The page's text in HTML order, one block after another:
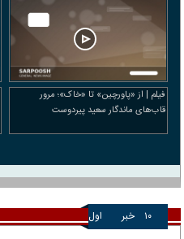
فیلم | از «پاورچین» تا «خاک»؛ مرور
قاب‌های ماندگار سعید پیردوست
۱۰ خبر اول